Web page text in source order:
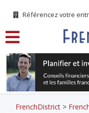
Référencez votre
FrenchDistrict >